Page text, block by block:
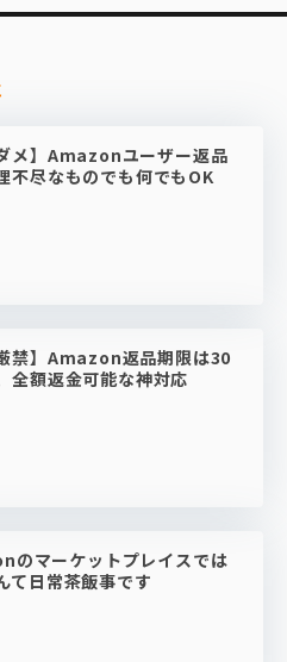
ダメ】Amazonユーザー返品
不尽なものでも何でもOK
厳禁】Amazon返品期限は30
全額返金可能な神対応
のマーケットプレイスでは
て日常茶飯事です